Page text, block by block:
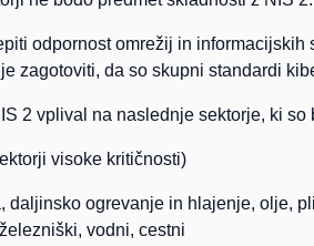
odpornost omrežij in
zagotoviti, da so skupni standardi
2 vplival na naslednje sektorje, ki
visoke kritičnosti)
daljinsko ogrevanje in hlajenje, olje,
vodni, cestni